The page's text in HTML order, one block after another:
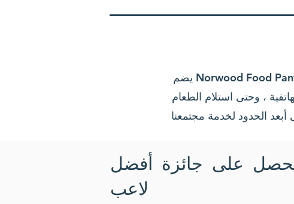
يضم Norwood Food Pantry العديد من المتطوعين الذين يُحدثون فرقًا في حياة جيراننا. نحن ممتنون جدًا
، وحتى استلام الطعام
على جائزة أفضل
لاعب